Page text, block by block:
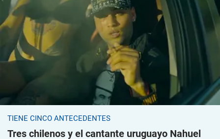
TIENE CINCO ANTECEDENTES
Tres chilenos y el cantante uruguayo Nahuel